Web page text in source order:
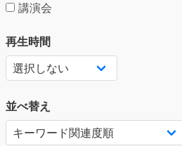
講演会
再生時間
並べ替え